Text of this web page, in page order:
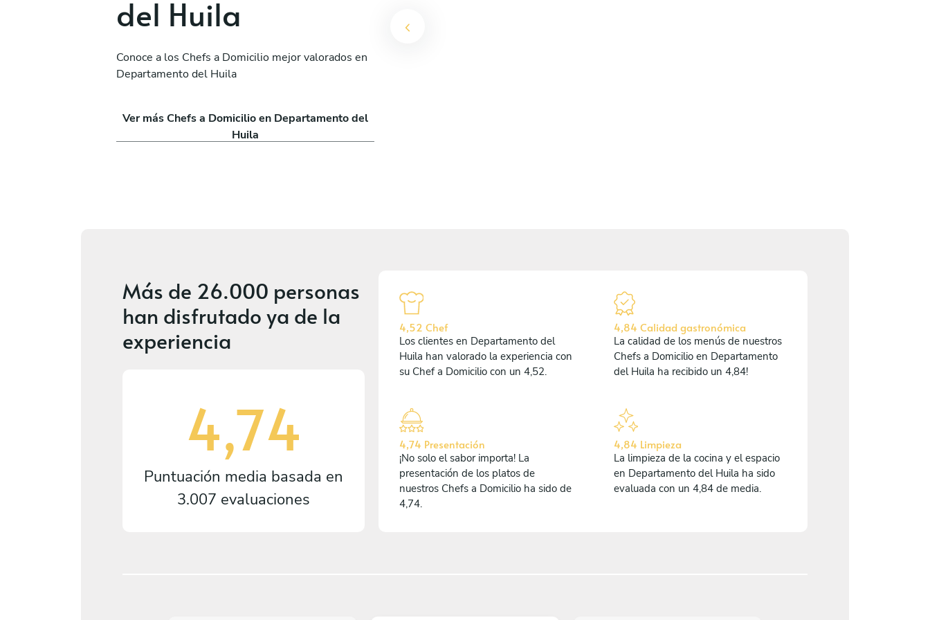
del Huila
Conoce a los Chefs a Domicilio mejor valorados en
Departamento del Huila
Ver más Chefs a Domicilio en Departamento del
Huila
Ramón Eduardo Cueto
10 servicios
Más de 26.000 personas
han disfrutado ya de la
experiencia
4,74
Puntuación media basada en
3.007 evaluaciones
4,52 Chef
Los clientes en Departamento del
Huila han valorado la experiencia con
su Chef a Domicilio con un 4,52.
4,84 Calidad gastronómica
La calidad de los menús de nuestros
Chefs a Domicilio en Departamento
del Huila ha recibido un 4,84!
4,74 Presentación
¡No solo el sabor importa! La
presentación de los platos de
nuestros Chefs a Domicilio ha sido de
4,74.
4,84 Limpieza
La limpieza de la cocina y el espacio
en Departamento del Huila ha sido
evaluada con un 4,84 de media.